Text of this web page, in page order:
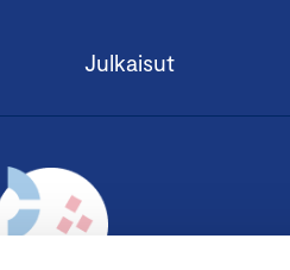
Julkaisut